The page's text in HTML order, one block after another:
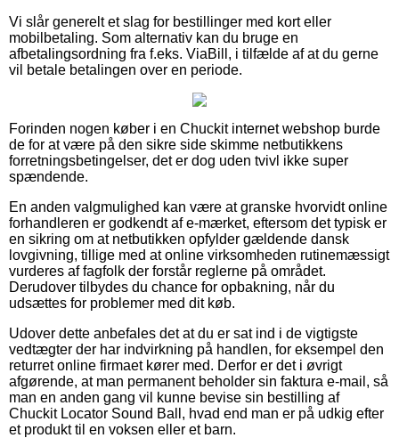
Vi slår generelt et slag for bestillinger med kort eller
mobilbetaling. Som alternativ kan du bruge en
afbetalingsordning fra f.eks. ViaBill, i tilfælde af at du gerne
vil betale betalingen over en periode.
Forinden nogen køber i en Chuckit internet webshop burde
de for at være på den sikre side skimme netbutikkens
forretningsbetingelser, det er dog uden tvivl ikke super
spændende.
En anden valgmulighed kan være at granske hvorvidt online
forhandleren er godkendt af e-mærket, eftersom det typisk er
en sikring om at netbutikken opfylder gældende dansk
lovgivning, tillige med at online virksomheden rutinemæssigt
vurderes af fagfolk der forstår reglerne på området.
Derudover tilbydes du chance for opbakning, når du
udsættes for problemer med dit køb.
Udover dette anbefales det at du er sat ind i de vigtigste
vedtægter der har indvirkning på handlen, for eksempel den
returret online firmaet kører med. Derfor er det i øvrigt
afgørende, at man permanent beholder sin faktura e-mail, så
man en anden gang vil kunne bevise sin bestilling af
Chuckit Locator Sound Ball, hvad end man er på udkig efter
et produkt til en voksen eller et barn.